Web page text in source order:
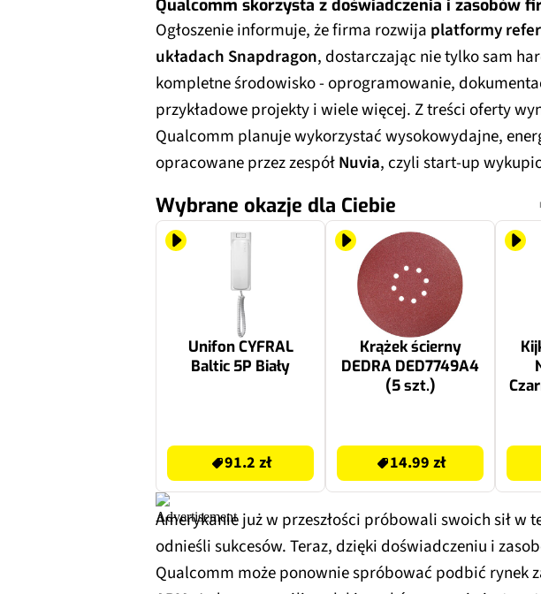
Qualcomm skorzysta z doświadczenia i zasobów
Ogłoszenie informuje, że firma rozwija platformy
układach Snapdragon, dostarczając nie tylko sam
kompletne środowisko - oprogramowanie,
przykładowe projekty i wiele więcej. Z treści oferty
Qualcomm planuje wykorzystać wysokowydajne,
opracowane przez zespółNuvia, czyli start-up
Wybrane okazje dla Ciebie
Unifon CYFRAL
Baltic 5P Biały
91.2 zł
Krążek ścierny
DEDRA DED7749A4
(5 szt.)
14.99 zł
Amerykanie już w przeszłości próbowali swoich sił w
odnieśli sukcesów. Teraz, dzięki doświadczeniu i
Qualcomm może ponownie spróbować podbić rynek